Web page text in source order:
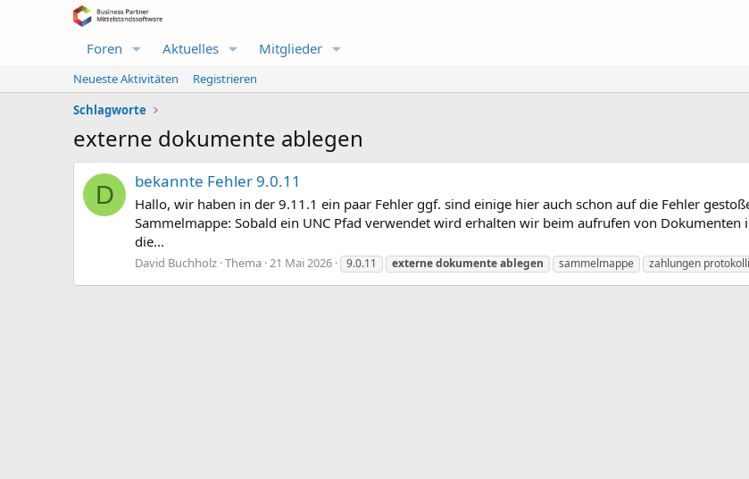
Foren Aktuelles Mitglieder
Neueste Aktivitäten
Registrieren
Schlagworte
externe dokumente ablegen
D bekannte Fehler 9.0.11
Hallo, wir haben in der 9.11.1 ein paar Fehler ggf. sind einige hier auch schon auf die Fehler
Sammelmappe: Sobald ein UNC Pfad verwendet wird erhalten wir beim aufrufen von
die...
David Buchholz Thema 21 Mai 2026 9.0.11 externedokumenteablegen sammelmappe zahlungen